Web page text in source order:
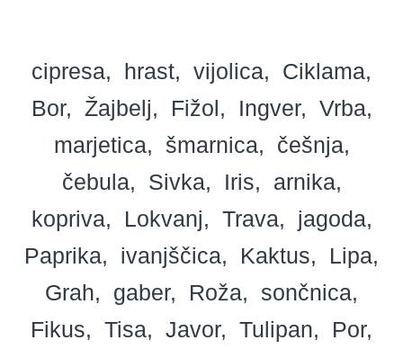
cipresa hrast vijolica
Ciklama
Bor
Žajbelj Fižol Ingver
Vrba
marjetica
šmarnica
češnja
čebula
Sivka Iris
arnika
kopriva
Lokvanj Trava
jagoda
Paprika
ivanjščica Kaktus
Lipa
Grah
gaber Roža
sončnica
Fikus
Tisa Javor Tulipan
Por